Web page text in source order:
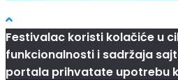
Festivalac koristi kolačiće u
funkcionalnosti i sadržaja
portala prihvatate upotrebu